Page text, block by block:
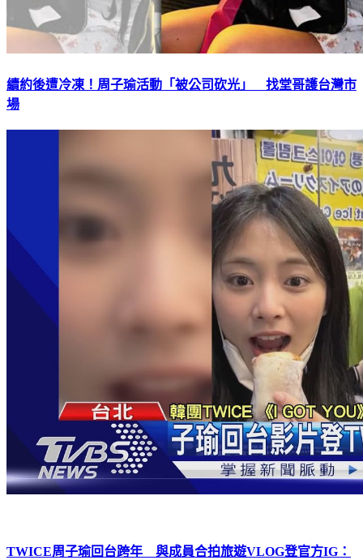
續約後遭冷凍！周子瑜活動「被公司砍光」 找堂哥護台灣市
場
TWICE周子瑜回台跨年 與成員合拍旅遊VLOG登官方IG：